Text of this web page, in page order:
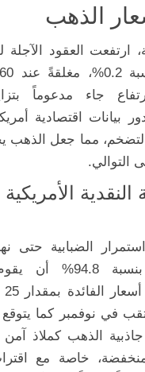
الذهب
ارتفعت العقود الآجلة
جاء مدعوماً
بيانات اقتصادية
مما جعل
التوالي.
النقدية
الضبابية حتى
تتوقع الأسواق بنسبة
في نوفمبر كما يتوقع
جاذبية الذهب كملاذ
خاصة مع